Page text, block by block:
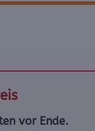
vor Ende.